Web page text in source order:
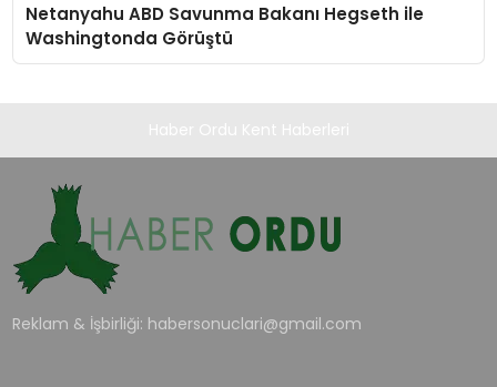
Netanyahu ABD Savunma Bakanı Hegseth ile
Washingtonda Görüştü
Reklam & İşbirliği: habersonuclari@gmail.com